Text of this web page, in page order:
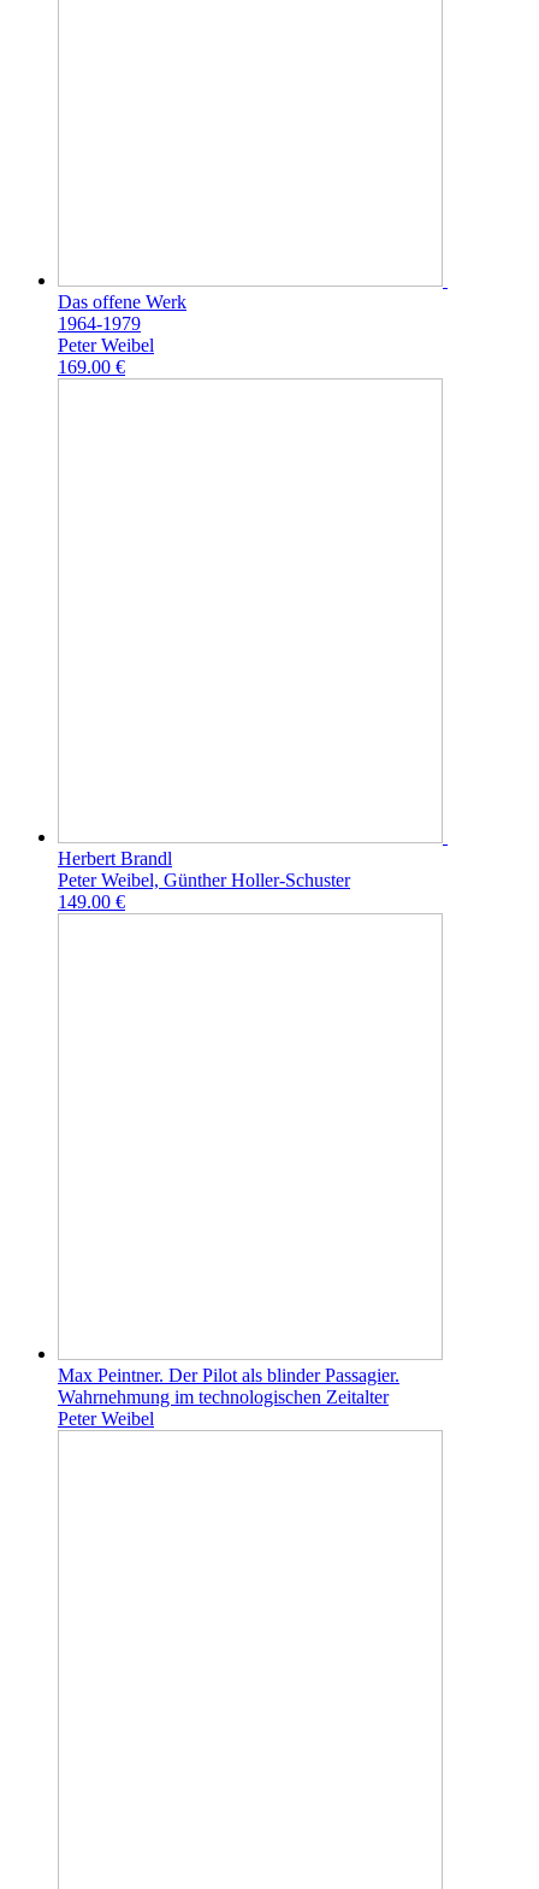
Das offene Werk
1964-1979
Peter Weibel
169.00 €
Herbert Brandl
Peter Weibel, Günther Holler-Schuster
149.00 €
Max Peintner. Der Pilot als blinder Passagier.
Wahrnehmung im technologischen Zeitalter
Peter Weibel